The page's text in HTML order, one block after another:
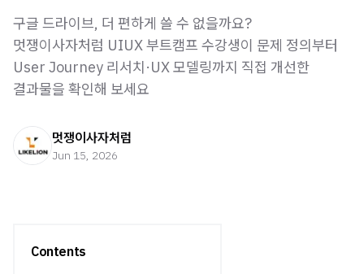
구글 드라이브, 더 편하게 쓸 수 없을까요?
멋쟁이사자처럼 UIUX 부트캠프 수강생이 문제 정의부터
User Journey 리서치·UX 모델링까지 직접 개선한
결과물을 확인해 보세요
멋쟁이사자처럼
Jun 15, 2026
Contents